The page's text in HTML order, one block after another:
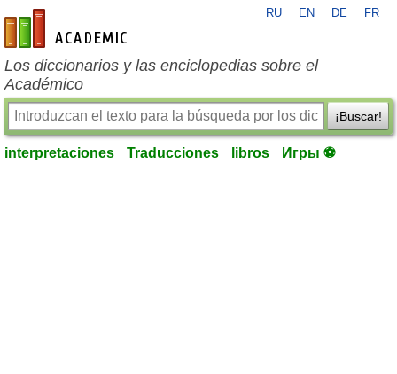
es-academic.com
RU EN DE FR
Los diccionarios y las enciclopedias sobre el
Académico
¡Buscar!
interpretaciones Traducciones libros Игры ⚽